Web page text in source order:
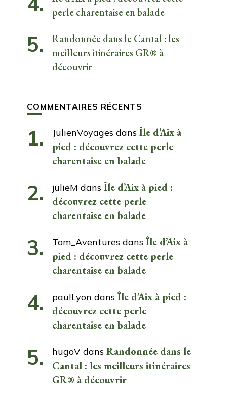
perle charentaise en balade
Randonnée dans le Cantal : les
meilleurs itinéraires GR® à
découvrir
COMMENTAIRES RÉCENTS
JulienVoyagesdans Île d’Aix à
pied : découvrez cette perle
charentaise en balade
julieM dans Île d’Aix à pied :
découvrez cette perle
charentaise en balade
Tom_Aventuresdans Île d’Aix à
pied : découvrez cette perle
charentaise en balade
paulLyon dans Île d’Aix à pied :
découvrez cette perle
charentaise en balade
hugoVdans Randonnée dans le
Cantal : les meilleurs itinéraires
GR® à découvrir